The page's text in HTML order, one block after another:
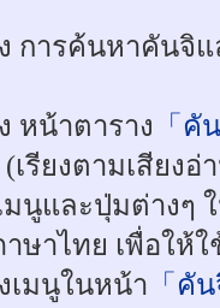
การค้นหาคันจิแ
หน้าตาราง 「คั
เรียงตามเสียง
นูและปุ่มต่างๆ
ษาไทย เพื่อให้
มนูในหน้า 「คั